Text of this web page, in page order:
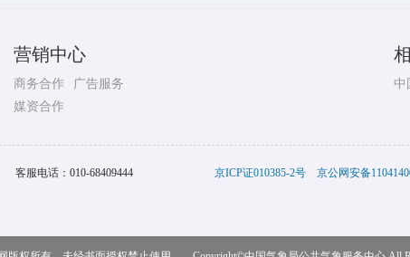
营销中心
商务合作
广告服务
媒资合作
中
客服电话： 010-68409444 京ICP证010385-2号 京公网安备